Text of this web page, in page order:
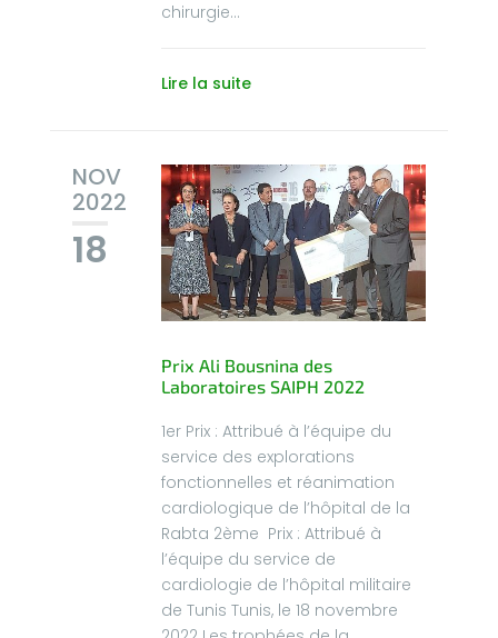
chirurgie...
Lire la suite
NOV
2022
18
Prix Ali Bousnina des
Laboratoires SAIPH 2022
1er Prix : Attribué à l’équipe du
service des explorations
fonctionnelles et réanimation
cardiologique de l’hôpital de la
Rabta 2ème Prix : Attribué à
l’équipe du service de
cardiologie de l’hôpital militaire
de Tunis Tunis, le 18 novembre